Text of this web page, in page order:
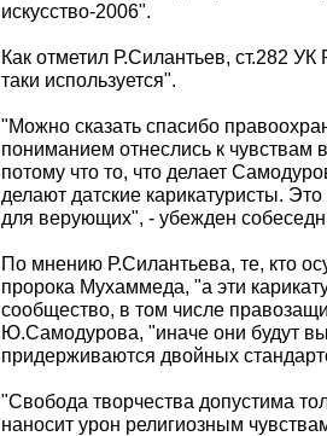
искусство-2006".
Как отметил Р.Силантьев, ст.282
таки используется".
"Можно сказать спасибо
пониманием отнеслись к
потому что то, что делает
делают датские карикатуристы.
для верующих", - убежден
По мнению Р.Силантьева, те, кто
пророка Мухаммеда, "а эти
сообщество, в том числе
Ю.Самодурова, "иначе они будут
придерживаются двойных
"Свобода творчества допустима
наносит урон религиозным